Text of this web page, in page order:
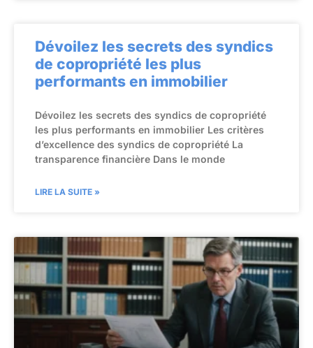
Dévoilez les secrets des syndics
de copropriété les plus
performants en immobilier
Dévoilez les secrets des syndics de copropriété
les plus performants en immobilier Les critères
d’excellence des syndics de copropriété La
transparence financière Dans le monde
LIRE LA SUITE »